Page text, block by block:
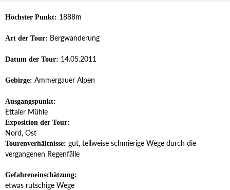
Höchster Punkt: 1888m
Art der Tour: Bergwanderung
Datum der Tour: 14.05.2011
Gebirge: Ammergauer Alpen
Ausgangspunkt:
Ettaler Mühle
Exposition der Tour:
Nord, Ost
Tourenverhältnisse: gut, teilweise schmierige Wege durch die
vergangenen Regenfälle
Gefahreneinschätzung:
etwas rutschige Wege